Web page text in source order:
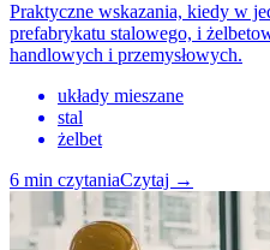
Praktyczne wskazania, kiedy w
prefabrykatu stalowego, i
handlowych i przemysłowych.
układy mieszane
stal
żelbet
6 min czytaniaCzytaj →